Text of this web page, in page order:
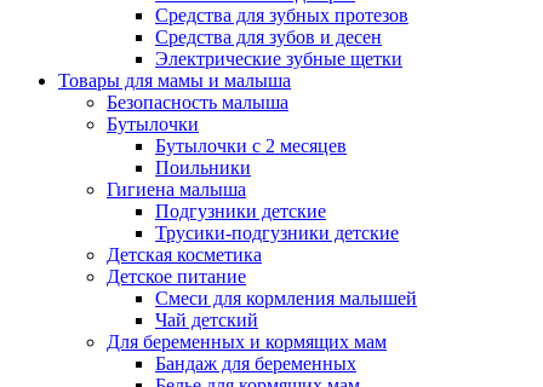
Средства для зубных протезов
Средства для зубов и десен
Электрические зубные щетки
Товары для мамы и малыша
Безопасность малыша
Бутылочки
Бутылочки с 2 месяцев
Поильники
Гигиена малыша
Подгузники детские
Трусики-подгузники детские
Детская косметика
Детское питание
Смеси для кормления малышей
Чай детский
Для беременных и кормящих мам
Бандаж для беременных